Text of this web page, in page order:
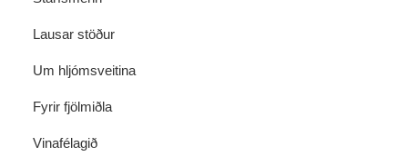
Lausar stöður
Um hljómsveitina
Fyrir fjölmiðla
Vinafélagið